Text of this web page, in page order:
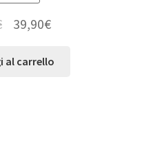
39,90€
al carrello